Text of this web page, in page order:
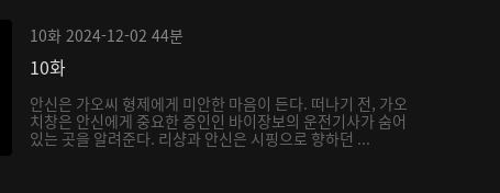
10화 2024-12-02 44분
10화
안신은 가오씨 형제에게 미안한 마음이 든다. 떠나기 전, 가오
치창은 안신에게 중요한 증인인 바이장보의 운전기사가 숨어
있는 곳을 알려준다. 리샹과 안신은 시핑으로 향하던 ...